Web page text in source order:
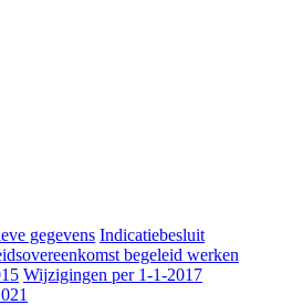
gegevens Indicatiebesluit
begeleid werken
Wijzigingen per 1-1-2017